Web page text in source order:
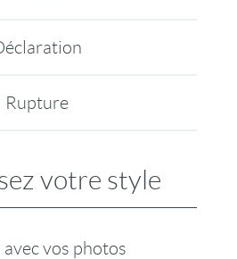
Rupture
votre style
vos photos